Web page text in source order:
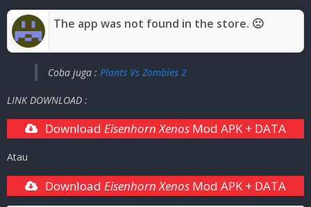
The app was not found in the store. 🙁
Coba juga : Plants Vs Zombies 2
LINK DOWNLOAD :
DownloadEisenhorn Xenos Mod APK + DATA
Atau
Download Eisenhorn Xenos Mod APK + DATA